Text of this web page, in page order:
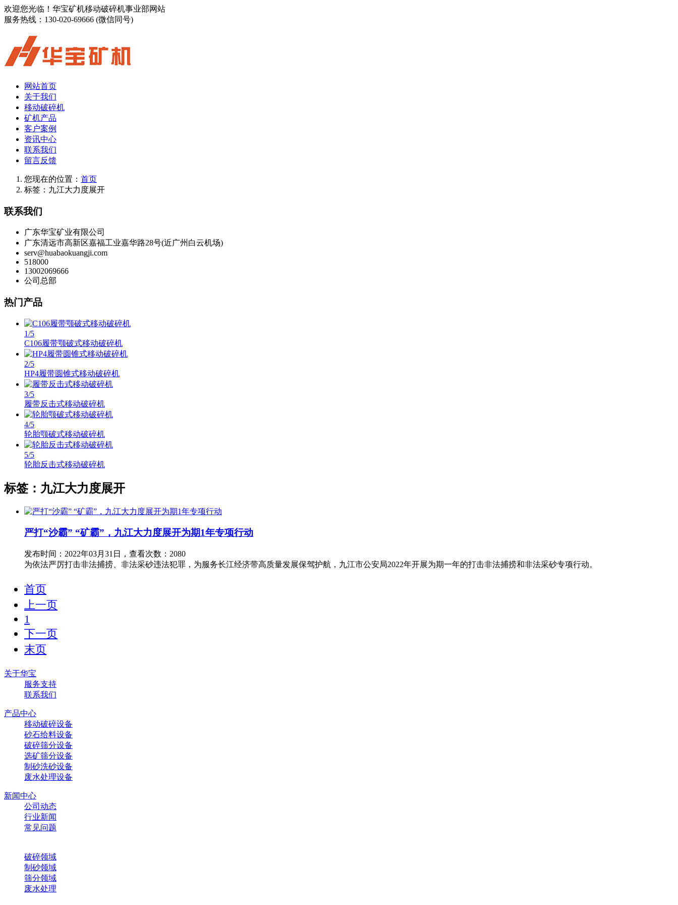
欢迎您光临！华宝矿机移动破碎机事业部网站
服务热线： 130-020-69666 (微信同号)
网站首页
关于我们
移动破碎机
矿机产品
客户案例
资讯中心
联系我们
留言反馈
您现在的位置： 首页
标签：九江大力度展开
联系我们
广东华宝矿业有限公司
广东清远市高新区嘉福工业嘉华路28号(近广州白云机场)
serv@huabaokuangji.com
518000
13002069666
公司总部
热门产品
1/5
C106履带颚破式移动破碎机
2/5
HP4履带圆锥式移动破碎机
3/5
履带反击式移动破碎机
4/5
轮胎颚破式移动破碎机
5/5
轮胎反击式移动破碎机
标签：九江大力度展开
严打“沙霸” “矿霸”，九江大力度展开为期1年专项行动
发布时间：2022年03月31日，查看次数：2080
为依法严厉打击非法捕捞、非法采砂违法犯罪，为服务长江经济带高质量发展保驾护航，九江市公安局2022年开展为期一年的打击非法捕捞和非法采砂专项行动。
首页
上一页
1
下一页
末页
关于华宝
服务支持
联系我们
产品中心
移动破碎设备
砂石给料设备
破碎筛分设备
选矿筛分设备
制砂洗砂设备
废水处理设备
新闻中心
公司动态
行业新闻
常见问题
破碎领域
制砂领域
筛分领域
废水处理